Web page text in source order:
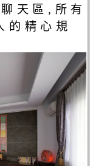
天區,所有
的精心規